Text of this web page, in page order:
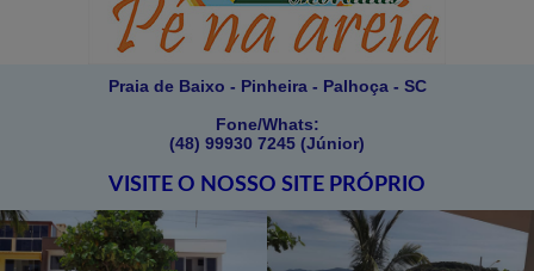
Praia de Baixo - Pinheira - Palhoça - SC
Fone/Whats:
(48) 99930 7245 (Júnior)
VISITE O NOSSO SITE PRÓPRIO